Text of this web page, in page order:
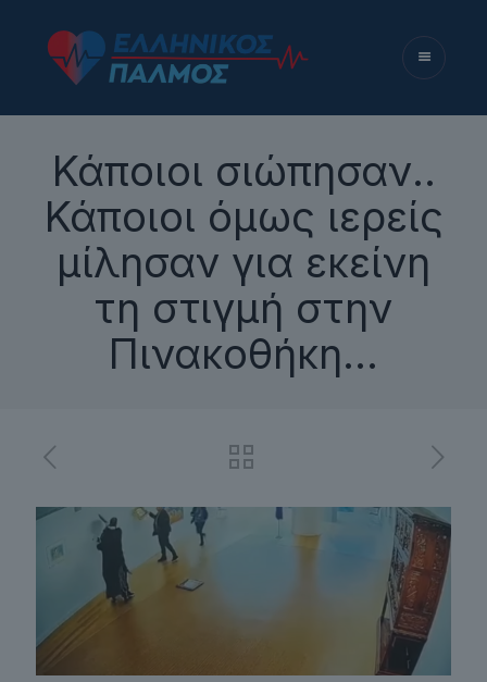
Κάποιοι σιώπησαν..
Κάποιοι όμως ιερείς
μίλησαν για εκείνη
τη στιγμή στην
Πινακοθήκη…